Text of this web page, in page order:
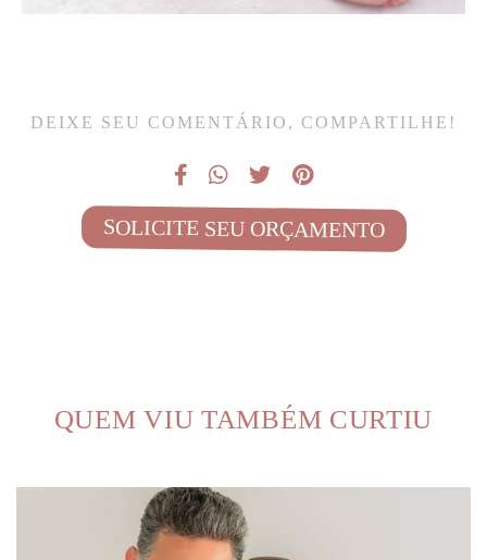
DEIXE SEU COMENTÁRIO, COMPARTILHE!
SOLICITE SEU ORÇAMENTO
QUEM VIU TAMBÉM CURTIU